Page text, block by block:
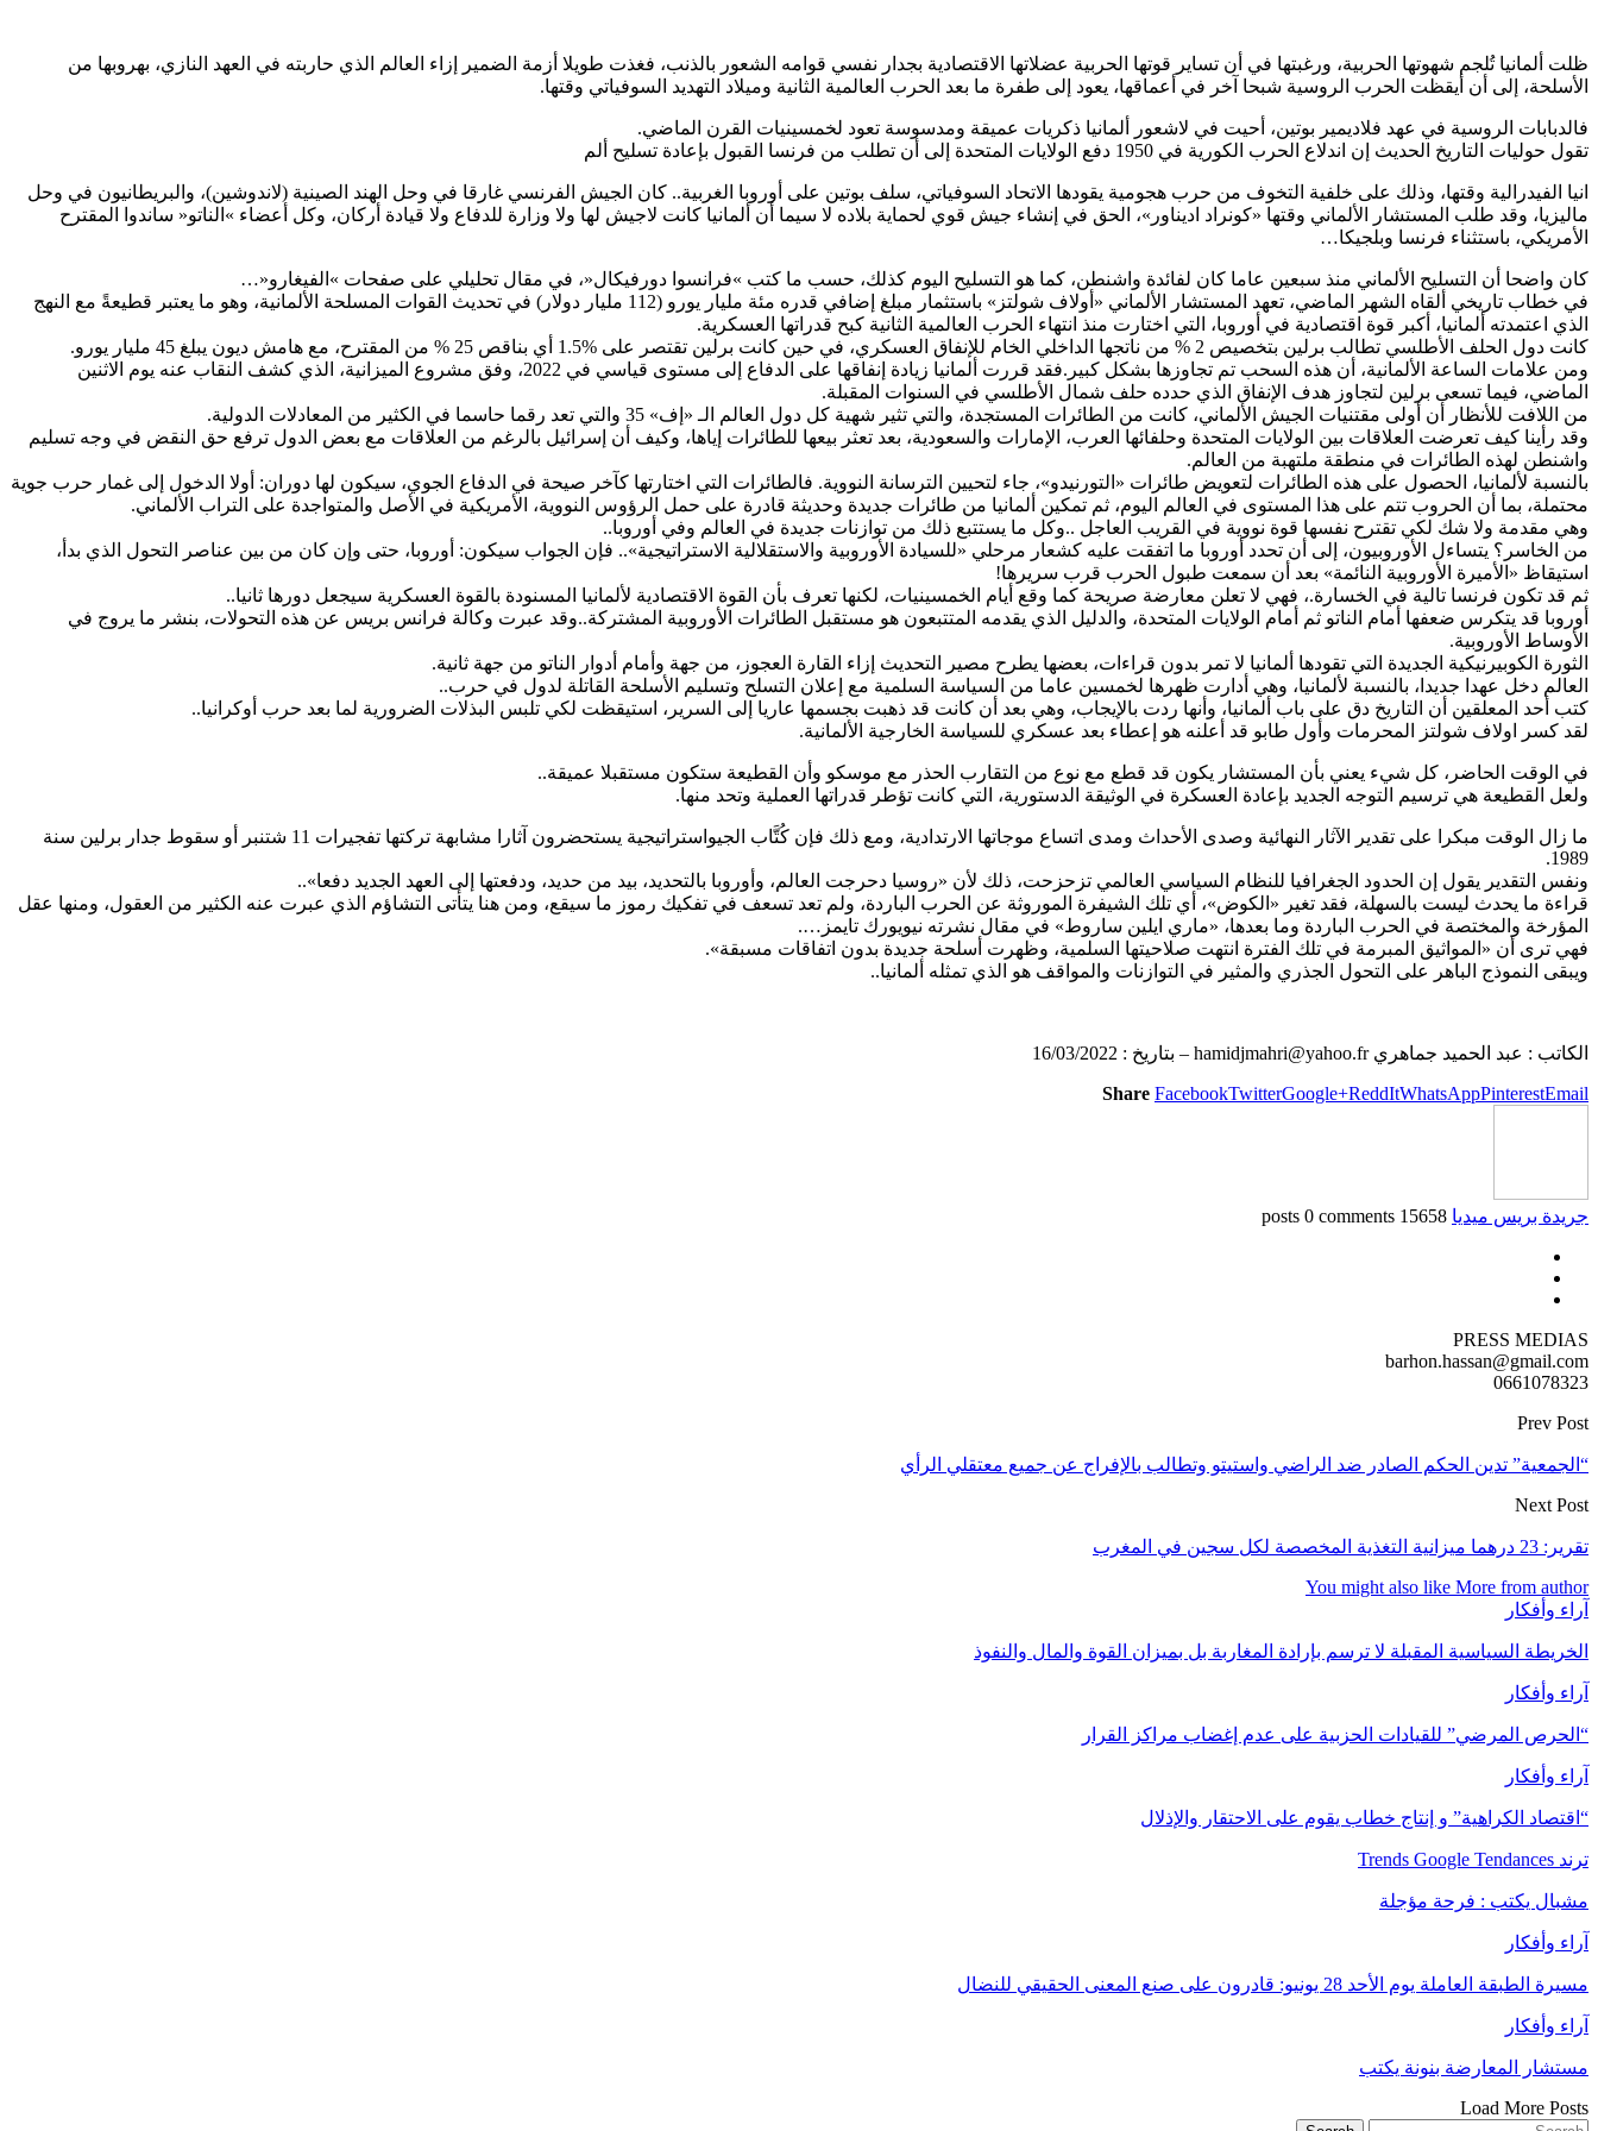
ظلت ألمانيا تُلجم شهوتها الحربية، ورغبتها في أن تساير قوتها الحربية عضلاتها الاقتصادية بجدار نفسي قوامه الشعور بالذنب، فغذت طويلا أزمة الضمير إزاء العالم الذي حاربته في العهد النازي، بهروبها من
الأسلحة، إلى أن أيقظت الحرب الروسية شبحا آخر في أعماقها، يعود إلى طفرة ما بعد الحرب العالمية الثانية وميلاد التهديد السوفياتي وقتها.
فالدبابات الروسية في عهد فلاديمير بوتين، أحيت في لاشعور ألمانيا ذكريات عميقة ومدسوسة تعود لخمسينيات القرن الماضي.
تقول حوليات التاريخ الحديث إن اندلاع الحرب الكورية في 1950 دفع الولايات المتحدة إلى أن تطلب من فرنسا القبول بإعادة تسليح ألم
انيا الفيدرالية وقتها، وذلك على خلفية التخوف من حرب هجومية يقودها الاتحاد السوفياتي، سلف بوتين على أوروبا الغربية.. كان الجيش الفرنسي غارقا في وحل الهند الصينية (لاندوشين)، والبريطانيون في وحل
ماليزيا، وقد طلب المستشار الألماني وقتها «كونراد اديناور»، الحق في إنشاء جيش قوي لحماية بلاده لا سيما أن ألمانيا كانت لاجيش لها ولا وزارة للدفاع ولا قيادة أركان، وكل أعضاء »الناتو« ساندوا المقترح
الأمريكي، باستثناء فرنسا وبلجيكا…
كان واضحا أن التسليح الألماني منذ سبعين عاما كان لفائدة واشنطن، كما هو التسليح اليوم كذلك، حسب ما كتب »فرانسوا دورفيكال«، في مقال تحليلي على صفحات »الفيغارو«…
في خطاب تاريخي ألقاه الشهر الماضي، تعهد المستشار الألماني «أولاف شولتز» باستثمار مبلغ إضافي قدره مئة مليار يورو (112 مليار دولار) في تحديث القوات المسلحة الألمانية، وهو ما يعتبر قطيعةً مع النهج
الذي اعتمدته ألمانيا، أكبر قوة اقتصادية في أوروبا، التي اختارت منذ انتهاء الحرب العالمية الثانية كبح قدراتها العسكرية.
كانت دول الحلف الأطلسي تطالب برلين بتخصيص 2 % من ناتجها الداخلي الخام للإنفاق العسكري، في حين كانت برلين تقتصر على %1.5 أي بناقص 25 % من المقترح، مع هامش ديون يبلغ 45 مليار يورو.
ومن علامات الساعة الألمانية، أن هذه السحب تم تجاوزها بشكل كبير.فقد قررت ألمانيا زيادة إنفاقها على الدفاع إلى مستوى قياسي في 2022، وفق مشروع الميزانية، الذي كشف النقاب عنه يوم الاثنين
الماضي، فيما تسعى برلين لتجاوز هدف الإنفاق الذي حدده حلف شمال الأطلسي في السنوات المقبلة.
من اللافت للأنظار أن أولى مقتنيات الجيش الألماني، كانت من الطائرات المستجدة، والتي تثير شهية كل دول العالم الـ «إف» 35 والتي تعد رقما حاسما في الكثير من المعادلات الدولية.
وقد رأينا كيف تعرضت العلاقات بين الولايات المتحدة وحلفائها العرب، الإمارات والسعودية، بعد تعثر بيعها للطائرات إياها، وكيف أن إسرائيل بالرغم من العلاقات مع بعض الدول ترفع حق النقض في وجه تسليم
واشنطن لهذه الطائرات في منطقة ملتهبة من العالم.
بالنسبة لألمانيا، الحصول على هذه الطائرات لتعويض طائرات «التورنيدو»، جاء لتحيين الترسانة النووية. فالطائرات التي اختارتها كآخر صيحة في الدفاع الجوي، سيكون لها دوران: أولا الدخول إلى غمار حرب جوية
محتملة، بما أن الحروب تتم على هذا المستوى في العالم اليوم، ثم تمكين ألمانيا من طائرات جديدة وحديثة قادرة على حمل الرؤوس النووية، الأمريكية في الأصل والمتواجدة على التراب الألماني.
وهي مقدمة ولا شك لكي تقترح نفسها قوة نووية في القريب العاجل ..وكل ما يستتبع ذلك من توازنات جديدة في العالم وفي أوروبا..
من الخاسر؟ يتساءل الأوروبيون، إلى أن تحدد أوروبا ما اتفقت عليه كشعار مرحلي «للسيادة الأوروبية والاستقلالية الاستراتيجية».. فإن الجواب سيكون: أوروبا، حتى وإن كان من بين عناصر التحول الذي بدأ،
استيقاظ «الأميرة الأوروبية النائمة» بعد أن سمعت طبول الحرب قرب سريرها!
ثم قد تكون فرنسا تالية في الخسارة.، فهي لا تعلن معارضة صريحة كما وقع أيام الخمسينيات، لكنها تعرف بأن القوة الاقتصادية لألمانيا المسنودة بالقوة العسكرية سيجعل دورها ثانيا..
أوروبا قد يتكرس ضعفها أمام الناتو ثم أمام الولايات المتحدة، والدليل الذي يقدمه المتتبعون هو مستقبل الطائرات الأوروبية المشتركة..وقد عبرت وكالة فرانس بريس عن هذه التحولات، بنشر ما يروج في
الأوساط الأوروبية.
الثورة الكوبيرنيكية الجديدة التي تقودها ألمانيا لا تمر بدون قراءات، بعضها يطرح مصير التحديث إزاء القارة العجوز، من جهة وأمام أدوار الناتو من جهة ثانية.
العالم دخل عهدا جديدا، بالنسبة لألمانيا، وهي أدارت ظهرها لخمسين عاما من السياسة السلمية مع إعلان التسلح وتسليم الأسلحة القاتلة لدول في حرب..
كتب أحد المعلقين أن التاريخ دق على باب ألمانيا، وأنها ردت بالإيجاب، وهي بعد أن كانت قد ذهبت بجسمها عاريا إلى السرير، استيقظت لكي تلبس البذلات الضرورية لما بعد حرب أوكرانيا..
لقد كسر اولاف شولتز المحرمات وأول طابو قد أعلنه هو إعطاء بعد عسكري للسياسة الخارجية الألمانية.
في الوقت الحاضر، كل شيء يعني بأن المستشار يكون قد قطع مع نوع من التقارب الحذر مع موسكو وأن القطيعة ستكون مستقبلا عميقة..
ولعل القطيعة هي ترسيم التوجه الجديد بإعادة العسكرة في الوثيقة الدستورية، التي كانت تؤطر قدراتها العملية وتحد منها.
ما زال الوقت مبكرا على تقدير الآثار النهائية وصدى الأحداث ومدى اتساع موجاتها الارتدادية، ومع ذلك فإن كُتَّاب الجيواستراتيجية يستحضرون آثارا مشابهة تركتها تفجيرات 11 شتنبر أو سقوط جدار برلين سنة
1989.
ونفس التقدير يقول إن الحدود الجغرافيا للنظام السياسي العالمي تزحزحت، ذلك لأن «روسيا دحرجت العالم، وأوروبا بالتحديد، بيد من حديد، ودفعتها إلى العهد الجديد دفعا»..
قراءة ما يحدث ليست بالسهلة، فقد تغير «الكوض»، أي تلك الشيفرة الموروثة عن الحرب الباردة، ولم تعد تسعف في تفكيك رموز ما سيقع، ومن هنا يتأتى التشاؤم الذي عبرت عنه الكثير من العقول، ومنها عقل
المؤرخة والمختصة في الحرب الباردة وما بعدها، «ماري ايلين ساروط» في مقال نشرته نيويورك تايمز….
فهي ترى أن «المواثيق المبرمة في تلك الفترة انتهت صلاحيتها السلمية، وظهرت أسلحة جديدة بدون اتفاقات مسبقة».
ويبقى النموذج الباهر على التحول الجذري والمثير في التوازنات والمواقف هو الذي تمثله ألمانيا..
الكاتب : عبد الحميد جماهري hamidjmahri@yahoo.fr – بتاريخ : 16/03/2022
Share FacebookTwitterGoogle+ReddItWhatsAppPinterestEmail
جريدة بريس ميديا 15658 posts
0 comments
PRESS MEDIAS
barhon.hassan@gmail.com
0661078323
Prev Post
“الجمعية” تدين الحكم الصادر ضد الراضي واستيتو وتطالب بالإفراج عن جميع معتقلي الرأي
Next Post
تقرير: 23 درهما ميزانية التغذية المخصصة لكل سجين في المغرب
You might also like More from author
آراء وأفكار
الخريطة السياسية المقبلة لا ترسم بإرادة المغاربة بل بميزان القوة والمال والنفوذ
آراء وأفكار
“الحرص المرضي” للقيادات الحزبية على عدم إغضاب مراكز القرار
آراء وأفكار
“اقتصاد الكراهية” و إنتاج خطاب يقوم على الاحتقار والإذلال
ترند Trends Google Tendances
مشبال يكتب : فرحة مؤجلة
آراء وأفكار
مسيرة الطبقة العاملة يوم الأحد 28 يونيو: قادرون على صنع المعنى الحقيقي للنضال
آراء وأفكار
مستشار المعارضة بنونة يكتب
Load More Posts